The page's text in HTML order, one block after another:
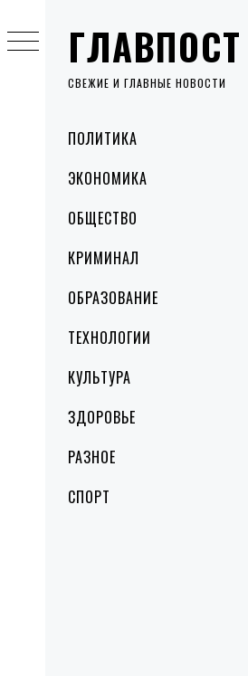
ГЛАВПОСТ
СВЕЖИЕ И ГЛАВНЫЕ НОВОСТИ
MenuПОЛИТИКА
ЭКОНОМИКА
ОБЩЕСТВО
КРИМИНАЛ
ОБРАЗОВАНИЕ
ТЕХНОЛОГИИ
КУЛЬТУРА
ЗДОРОВЬЕ
РАЗНОЕ
СПОРТ
to
content